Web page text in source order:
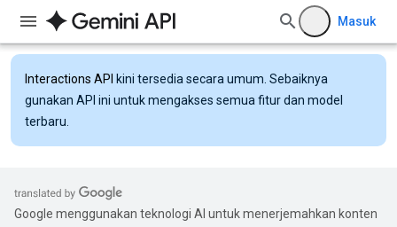
Masuk
Interactions API kini tersedia secara umum. Sebaiknya
gunakan API ini untuk mengakses semua fitur dan model
terbaru.
Google menggunakan teknologi AI untuk menerjemahkan konten